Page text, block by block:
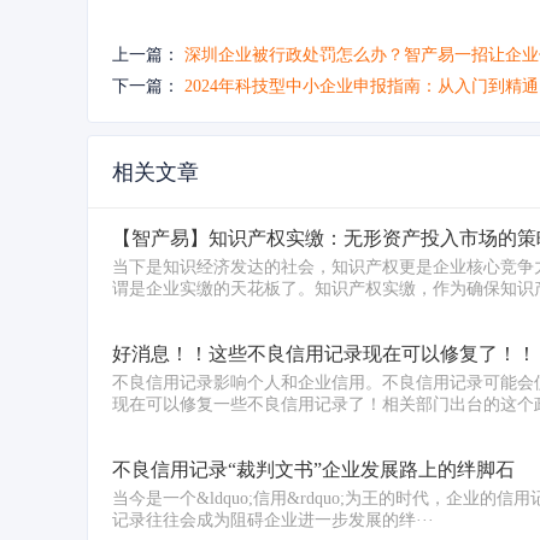
上一篇：
深圳企业被行政处罚怎么办？智产易一招让企
下一篇：
2024年科技型中小企业申报指南：从入门到精通
相关文章
【智产易】知识产权实缴：无形资产投入市场的
当下是知识经济发达的社会，知识产权更是企业核心竞
谓是企业实缴的天花板了。知识产权实缴，作为确保知识
好消息！！这些不良信用记录现在可以修复了！！
不良信用记录影响个人和企业信用。不良信用记录可能
现在可以修复一些不良信用记录了！相关部门出台的这个
不良信用记录“裁判文书”企业发展路上的绊脚石
当今是一个&ldquo;信用&rdquo;为王的时代，企业的信
记录往往会成为阻碍企业进一步发展的绊···